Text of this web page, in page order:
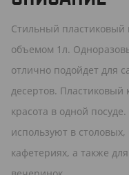
Стильный пластиковый
объемом 1л.
отлично подойдет для
десертов. Пластиковый
красота в одной
используют в
кафетериях, а также